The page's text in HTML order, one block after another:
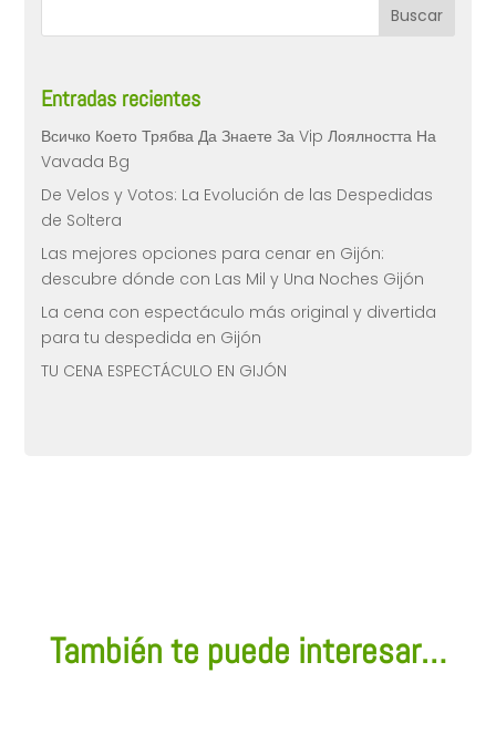
Entradas recientes
Всичко Което Трябва Да Знаете За Vip Лоялността На
Vavada Bg
De Velos y Votos: La Evolución de las Despedidas
de Soltera
Las mejores opciones para cenar en Gijón:
descubre dónde con Las Mil y Una Noches Gijón
La cena con espectáculo más original y divertida
para tu despedida en Gijón
TU CENA ESPECTÁCULO EN GIJÓN
También te puede interesar…